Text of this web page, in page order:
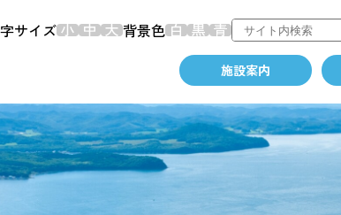
サイズ 背景色
施設案内